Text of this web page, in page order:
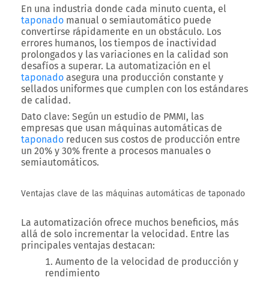
En una industria donde cada minuto cuenta, el
taponado manual o semiautomático puede
convertirse rápidamente en un obstáculo. Los
errores humanos, los tiempos de inactividad
prolongados y las variaciones en la calidad son
desafíos a superar. La automatización en el
taponado asegura una producción constante y
sellados uniformes que cumplen con los estándares
de calidad.
Dato clave: Según un estudio de PMMI, las
empresas que usan máquinas automáticas de
taponado reducen sus costos de producción entre
un 20% y 30% frente a procesos manuales o
semiautomáticos.
Ventajas clave de las máquinas automáticas de taponado
La automatización ofrece muchos beneficios, más
allá de solo incrementar la velocidad. Entre las
principales ventajas destacan:
Aumento de la velocidad de producción y
rendimiento